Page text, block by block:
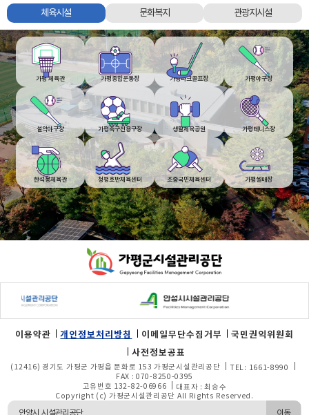
가평군시설관리공단
체육시설,
문화복지,
관광지시설
탭
영역
체육시설 문화복지 관광지시설
가평 체육관 가평종합운동장 가평파크골프장 가평야구장
설악야구장 가평축구전용구장 생활체육공원 가평테니스장
한석봉체육관 청평호반체육센터 조중국민체육센터 가평썰매장
영역
이용약관 개인정보처리방침 이메일무단수집거부
국민권익위원회
사전정보공표
(12416) 경기도 가평군 가평읍 문화로 153 가평군시설관리공단
TEL: 1661-8990
FAX : 070-8250-0395
고유번호 132-82-06966
대표자 : 최승수
Copyright (c) 가평군시설관리공단 All Rights Reserved.
이동